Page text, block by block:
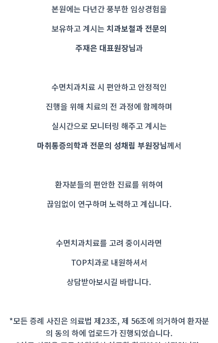
본원에는 다년간 풍부한 임상경험을
보유하고 계시는 치과보철과 전문의
주재은 대표원장님과
수면치과치료 시 편안하고 안정적인
진행을 위해 치료의 전 과정에 함께하며
실시간으로 모니터링 해주고 계시는
마취통증의학과 전문의 성채림 부원장님께서
환자분들의 편안한 진료를 위하여
끊임없이 연구하며 노력하고 계십니다.
수면치과치료를 고려 중이시라면
TOP치과로 내원하셔서
상담받아보시길 바랍니다.
*모든 증례 사진은 의료법 제23조, 제 56조에 의거하여 환자분
의 동의 하에 업로드가 진행되었습니다.